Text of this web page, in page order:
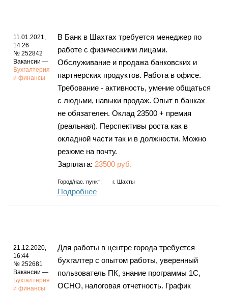
11.01.2021,
14:26
№ 252842
Вакансии —
Бухгалтерия
и финансы
В Банк в Шахтах требуется менеджер по
работе с физическими лицами.
Обслуживание и продажа банковских и
партнерских продуктов. Работа в офисе.
Требование - активность, умение общаться
с людьми, навыки продаж. Опыт в банках
не обязателен. Оклад 23500 + премия
(реальная). Перспективы роста как в
окладной части так и в должности. Можно
резюме на почту.
Зарплата: 23500 руб.
Город/нас. пункт: г. Шахты
Подробнее
21.12.2020,
16:44
№ 252681
Вакансии —
Бухгалтерия
и финансы
Для работы в центре города требуется
бухгалтер с опытом работы, уверенный
пользователь ПК, знание программы 1С,
ОСНО, налоговая отчетность. График